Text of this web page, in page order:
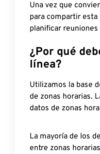
Una vez que
para compartir esta
planificar
¿Por qué
línea?
Utilizamos la base
de zonas horarias.
datos de zonas
La mayoría de los
entre zonas